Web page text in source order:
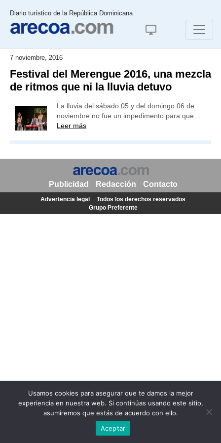
Diario turístico de la República Dominicana
7 noviembre, 2016
Festival del Merengue 2016, una mezcla
de ritmos que ni la lluvia detuvo
La lluvia del sábado 05 y del domingo 06 de
noviembre no fue un impedimento para que…
Leer más
Usamos cookies para asegurar que te damos la mejor
experiencia en nuestra web. Si continúas usando este sitio,
asumiremos que estás de acuerdo con ello.
Aceptar
Publicidad Redacción Contacto
Advertencia legal
Todos los derechos reservados
Grupo Preferente